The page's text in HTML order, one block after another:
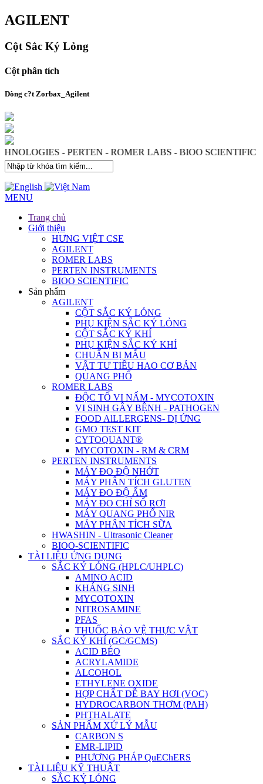
AGILENT
Cột Sắc Ký Lỏng
Cột phân tích
Dòng c?t Zorbax_Agilent
TECHNOLOGIES - PERTEN - ROMER LABS - BIOO
MENU
Trang chủ
Giới thiệu
HƯNG VIỆT CSE
AGILENT
ROMER LABS
PERTEN INSTRUMENTS
BIOO SCIENTIFIC
Sản phẩm
AGILENT
CỘT SẮC KÝ LỎNG
PHỤ KIỆN SẮC KÝ LỎNG
CỘT SẮC KÝ KHÍ
PHỤ KIỆN SẮC KÝ KHÍ
CHUẨN BỊ MẪU
VẬT TƯ TIÊU HAO CƠ BẢN
QUANG PHỔ
ROMER LABS
ĐỘC TỐ VI NẤM - MYCOTOXIN
VI SINH GÂY BỆNH - PATHOGEN
FOOD AlLLERGENS- DỊ ỨNG
GMO TEST KIT
CYTOQUANT®
MYCOTOXIN - RM & CRM
PERTEN INSTRUMENTS
MÁY ĐO ĐỘ NHỚT
MÁY PHÂN TÍCH GLUTEN
MÁY ĐO ĐỘ ẨM
MÁY ĐO CHỈ SỐ RƠI
MÁY QUANG PHỔ NIR
MÁY PHÂN TÍCH SỮA
HWASHIN - Ultrasonic Cleaner
BIOO-SCIENTIFIC
TÀI LIỆU ỨNG DỤNG
SẮC KÝ LỎNG (HPLC/UHPLC)
AMINO ACID
KHÁNG SINH
MYCOTOXIN
NITROSAMINE
PFAS
THUỐC BẢO VỆ THỰC VẬT
SẮC KÝ KHÍ (GC/GCMS)
ACID BÉO
ACRYLAMIDE
ALCOHOL
ETHYLENE OXIDE
HỢP CHẤT DỄ BAY HƠI (VOC)
HYDROCARBON THƠM (PAH)
PHTHALATE
SẢN PHẨM XỬ LÝ MẪU
CARBON S
EMR-LIPID
PHƯƠNG PHÁP QuEChERS
TÀI LIỆU KỸ THUẬT
SẮC KÝ LỎNG